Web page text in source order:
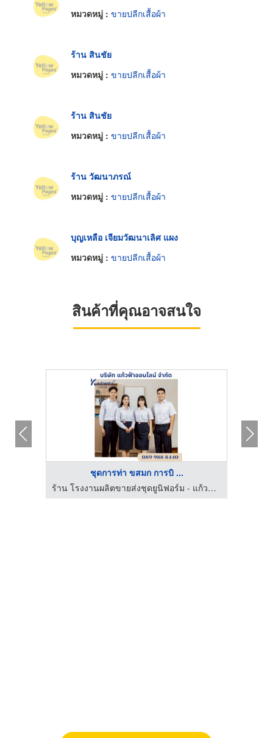
หมวดหมู่ : ขายปลีกเสื้อผ้า
ร้าน สินชัย
หมวดหมู่ : ขายปลีกเสื้อผ้า
ร้าน สินชัย
หมวดหมู่ : ขายปลีกเสื้อผ้า
ร้าน วัฒนาภรณ์
หมวดหมู่ : ขายปลีกเสื้อผ้า
บุญเหลือ เจียมวัฒนาเลิศ แผง
หมวดหมู่ : ขายปลีกเสื้อผ้า
สินค้าที่คุณอาจสนใจ
ชุดการท่า ขสมก การบิ ...
ร้าน โรงงานผลิตขายส่งชุดยูนิฟอร์ม - แก้วฟ้าออนไลน์ โบ๊เบ๊